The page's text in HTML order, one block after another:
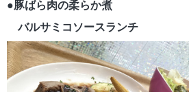
●豚ばら肉の柔らか煮
バルサミコソースランチ